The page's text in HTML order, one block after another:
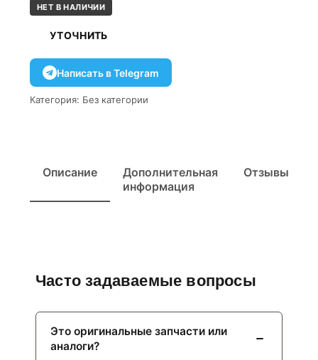
НЕТ В НАЛИЧИИ
УТОЧНИТЬ
Написать в Telegram
Категория: Без категории
Описание
Дополнительная
информация
Отзывы
Часто задаваемые вопросы
Это оригинальные запчасти или
аналоги?